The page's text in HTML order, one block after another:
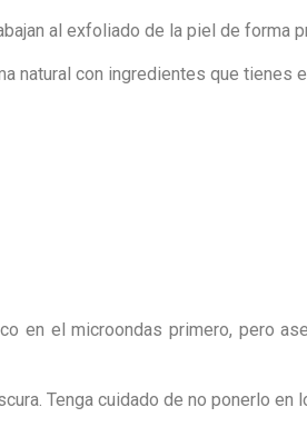
al exfoliado de la piel de forma
natural con ingredientes que tienes
en el microondas primero, pero
Tenga cuidado de no ponerlo en